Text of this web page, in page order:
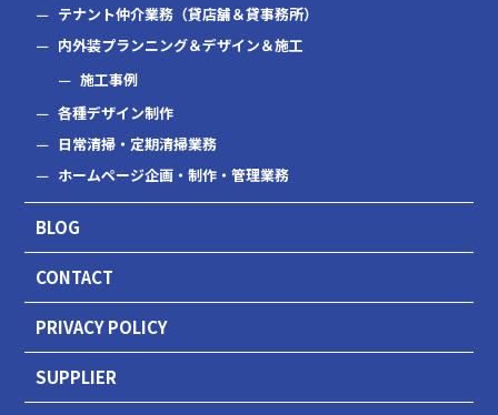
テナント仲介業務（貸店舗＆貸事務所）
内外装プランニング＆デザイン＆施工
施工事例
各種デザイン制作
日常清掃・定期清掃業務
ホームページ企画・制作・管理業務
BLOG
CONTACT
PRIVACY POLICY
SUPPLIER